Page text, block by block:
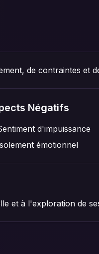
de contraintes et
Négatifs
d'impuissance
émotionnel
et à l'exploration de